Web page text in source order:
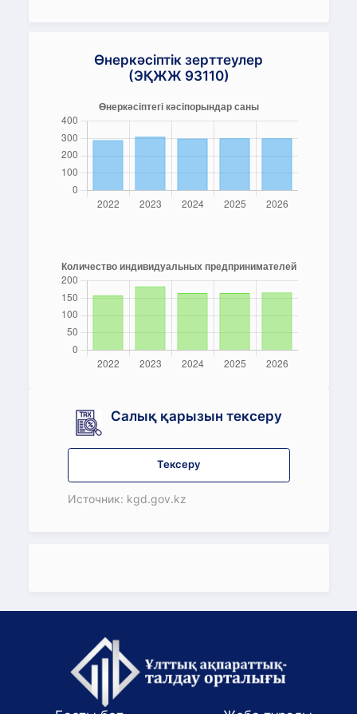
Өнеркәсіптік зерттеулер
(ЭҚЖЖ 93110)
Салық қарызын тексеру
Тексеру
Источник: kgd.gov.kz